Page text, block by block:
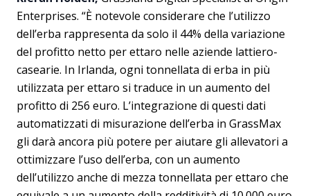
Enterprises. “È notevole considerare che l’utilizzo
dell’erba rappresenta da solo il 44% della variazione
del profitto netto per ettaro nelle aziende lattiero-
casearie. In Irlanda, ogni tonnellata di erba in più
utilizzata per ettaro si traduce in un aumento del
profitto di 256 euro. L’integrazione di questi dati
automatizzati di misurazione dell’erba in GrassMax
gli darà ancora più potere per aiutare gli allevatori a
ottimizzare l’uso dell’erba, con un aumento
dell’utilizzo anche di mezza tonnellata per ettaro che